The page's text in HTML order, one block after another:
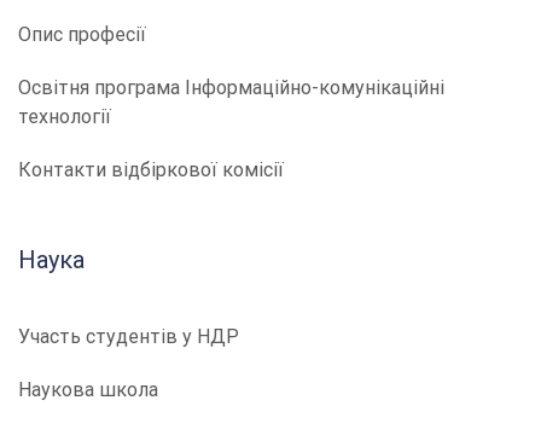
Опис професії
​​Освітня програма Інформаційно-комунікаційні
технології
Контакти відбіркової комісії
Наука
Участь студентів у НДР
Наукова школа